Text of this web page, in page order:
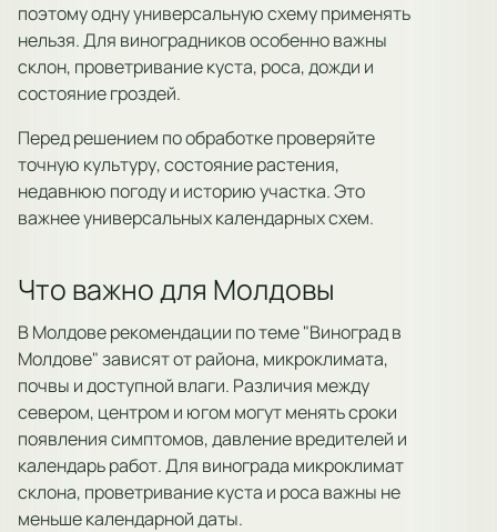
поэтому одну универсальную схему применять
нельзя. Для виноградников особенно важны
склон, проветривание куста, роса, дожди и
состояние гроздей.
Перед решением по обработке проверяйте
точную культуру, состояние растения,
недавнюю погоду и историю участка. Это
важнее универсальных календарных схем.
Что важно для Молдовы
В Молдове рекомендации по теме "Виноград в
Молдове" зависят от района, микроклимата,
почвы и доступной влаги. Различия между
севером, центром и югом могут менять сроки
появления симптомов, давление вредителей и
календарь работ. Для винограда микроклимат
склона, проветривание куста и роса важны не
меньше календарной даты.